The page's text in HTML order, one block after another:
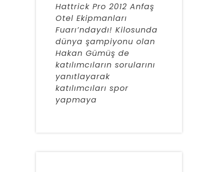
Hattrick Pro 2012 Anfaş
Otel Ekipmanları
Fuarı’ndaydı! Kilosunda
dünya şampiyonu olan
Hakan Gümüş de
katılımcıların sorularını
yanıtlayarak
katılımcıları spor
yapmaya